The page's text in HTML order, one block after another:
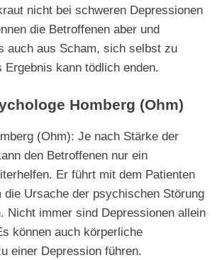
nicht bei schweren Depressionen
die Betroffenen aber und
auch aus Scham, sich selbst zu
Ergebnis kann tödlich enden.
Homberg (Ohm)
(Ohm): Je nach Stärke der
den Betroffenen nur ein
Er führt mit dem Patienten
die Ursache der psychischen Störung
Nicht immer sind Depressionen allein
können auch körperliche
einer Depression führen.